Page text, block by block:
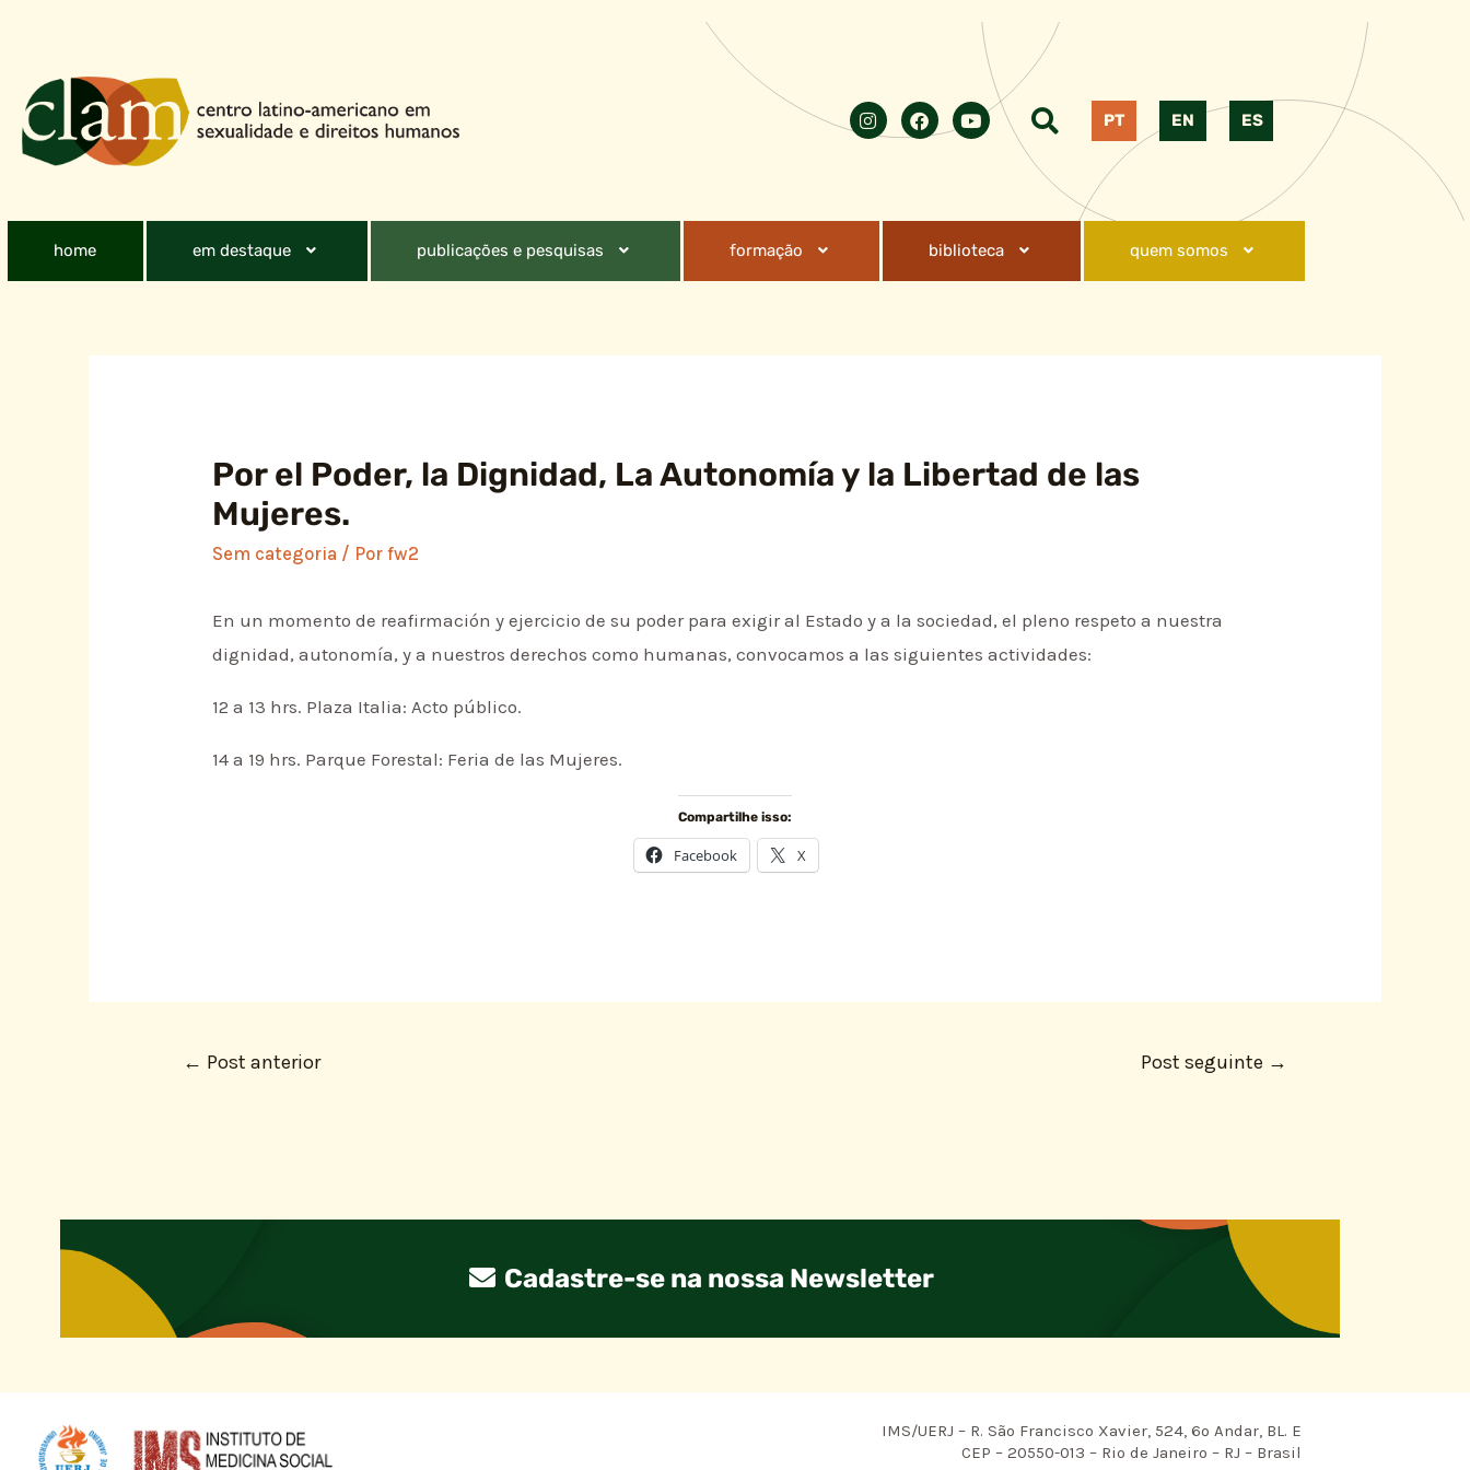
PT EN ES
home em destaque publicações e pesquisas formação biblioteca quem somos
Por el Poder, la Dignidad, La Autonomía y la Libertad de las
Mujeres.
Sem categoria / Porfw2
En un momento de reafirmación y ejercicio de su poder para exigir al Estado y a la sociedad, el pleno respeto a nuestra
dignidad, autonomía, y a nuestros derechos como humanas, convocamos a las siguientes actividades:
12 a 13 hrs. Plaza Italia: Acto público.
14 a 19 hrs. Parque Forestal: Feria de las Mujeres.
Compartilhe isso:
Facebook X
← Post anterior Post seguinte →
Cadastre-se na nossa Newsletter
IMS/UERJ – R. São Francisco Xavier, 524, 6º Andar, BL. E
CEP – 20550-013 – Rio de Janeiro – RJ – Brasil